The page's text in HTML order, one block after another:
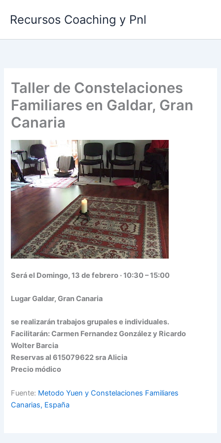
Recursos Coaching y Pnl
Taller de Constelaciones
Familiares en Galdar, Gran
Canaria
Será el Domingo, 13 de febrero · 10:30 – 15:00
Lugar Galdar, Gran Canaria
se realizarán trabajos grupales e individuales.
Facilitarán: Carmen Fernandez González y Ricardo
Wolter Barcia
Reservas al 615079622 sra Alicia
Precio módico
Fuente: Metodo Yuen y Constelaciones Familiares
Canarias, España